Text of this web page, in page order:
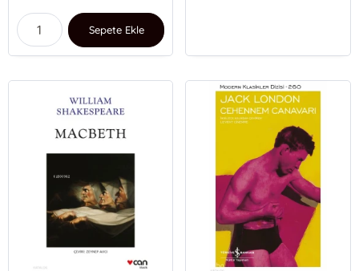
Sepete Ekle